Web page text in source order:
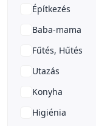
Építkezés
Baba-mama
Fűtés, Hűtés
Utazás
Konyha
Higiénia